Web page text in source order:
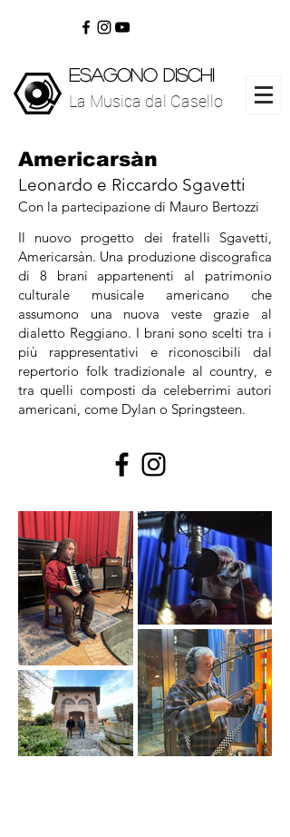
La Musica dal Casello
ESAGONO DISCHI
Americarsàn
Leonardo e Riccardo Sgavetti
Con la partecipazione di Mauro Bertozzi
Il nuovo progetto dei fratelli Sgavetti,
Americarsàn. Una produzione discografica
di 8 brani appartenenti al patrimonio
culturale musicale americano che
assumono una nuova veste grazie al
dialetto Reggiano. I brani sono scelti tra i
più rappresentativi e riconoscibili dal
repertorio folk tradizionale al country, e
tra quelli composti da celeberrimi autori
americani, come Dylan o Springsteen.